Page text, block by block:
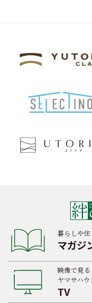
暮らしや
マガジ
映像で見る
ヤマサハ
TV